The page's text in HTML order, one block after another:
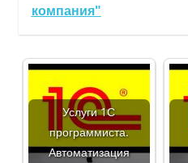
компания"
Услуги 1С
программиста.
Автоматизация